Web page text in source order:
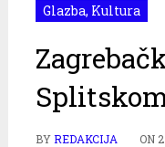
Glazba, Kultura
BYREDAKCIJA ON